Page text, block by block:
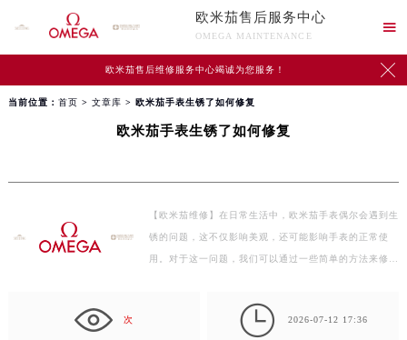
欧米茄售后服务中心
OMEGA MAINTENANCE

欧米茄售后维修服务中心竭诚为您服务！ 
当前位置： 首页 > 文章库 > 欧米茄手表生锈了如何修复
欧米茄手表生锈了如何修复
【欧米茄维修】在日常生活中，欧米茄手表偶尔会遇到生
锈的问题，这不仅影响美观，还可能影响手表的正常使
用。对于这一问题，我们可以通过一些简单的方法来修
次  2026-07-12 17:36